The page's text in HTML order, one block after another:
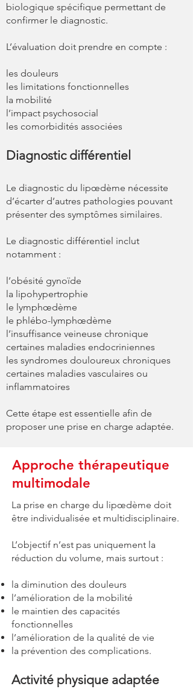
biologique spécifique permettant de
confirmer le diagnostic.
L’évaluation doit prendre en compte :
les douleurs
les limitations fonctionnelles
la mobilité
l’impact psychosocial
les comorbidités associées
Diagnostic différentiel
Le diagnostic du lipœdème nécessite
d’écarter d’autres pathologies pouvant
présenter des symptômes similaires.
Le diagnostic différentiel inclut
notamment :
l’obésité gynoïde
la lipohypertrophie
le lymphœdème
le phlébo-lymphœdème
l’insuffisance veineuse chronique
certaines maladies endocriniennes
les syndromes douloureux chroniques
certaines maladies vasculaires ou
inflammatoires
Cette étape est essentielle afin de
proposer une prise en charge adaptée.
Approche thérapeutique
multimodale
La prise en charge du lipœdème doit
être individualisée et multidisciplinaire.
L’objectif n’est pas uniquement la
réduction du volume, mais surtout :
la diminution des douleurs
l’amélioration de la mobilité
le maintien des capacités
fonctionnelles
l’amélioration de la qualité de vie
la prévention des complications.
Activité physique adaptée